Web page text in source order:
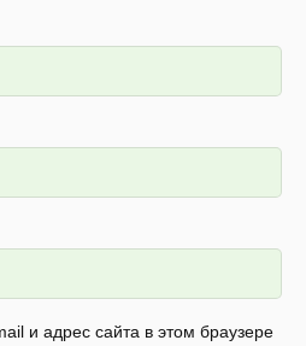
и адрес сайта в этом браузере